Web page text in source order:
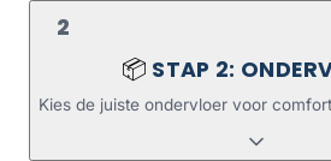
2
📦 STAP 2:
Kies de juiste ondervloer voor